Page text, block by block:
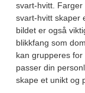
svart-hvitt.
svart-hvitt skaper
bildet er også
blikkfang som
kan grupperes
passer din
skape et unikt og